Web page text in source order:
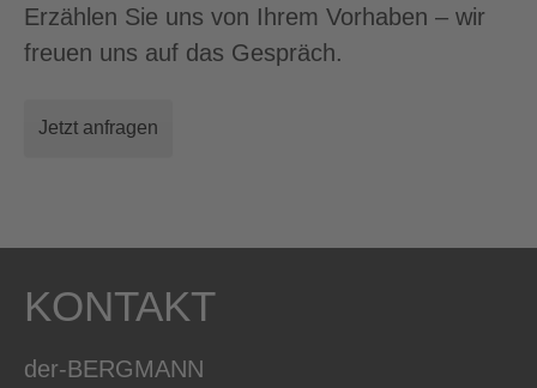
Erzählen Sie uns von Ihrem Vorhaben – wir
freuen uns auf das Gespräch.
Jetzt anfragen
KONTAKT
der-BERGMANN